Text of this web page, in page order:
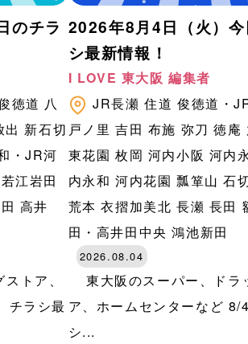
のチラ
徳道 八
出 新石切
・JR河
若江岩田
高井
トア、
チラシ最
2026年8月4日（火）今
シ最新情報！
I LOVE 東大阪 編集者
JR長瀬 住道 俊徳道・
戸ノ里 吉田 布施 弥刀 徳庵
東花園 枚岡 河内小阪 河内
内永和 河内花園 瓢箪山 石
荒本 衣摺加美北 長瀬 長田
田・高井田中央 鴻池新田
2026.08.04
東大阪のスーパー、ドラ
ア、ホームセンターなど 8/
シ...